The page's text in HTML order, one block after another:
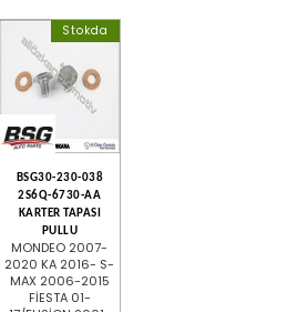
Stokda
BSG30-230-038
2S6Q-6730-AA
KARTER TAPASI
PULLU
MONDEO 2007-
2020 KA 2016- S-
MAX 2006-2015
FİESTA 01-